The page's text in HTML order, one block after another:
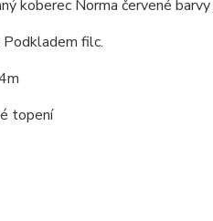
koberec Norma červené
filc.
topení